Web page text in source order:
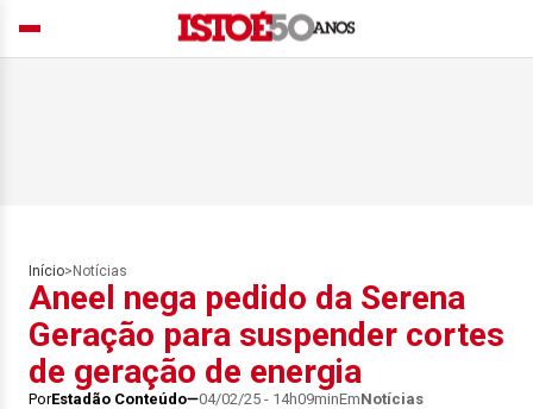
Início> Notícias
Aneel nega pedido da Serena
Geração para suspender cortes
de geração de energia
PorEstadão Conteúdo 04/02/25 - 14h09minEmNotícias